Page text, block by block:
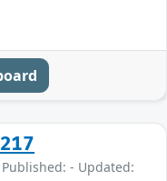
- Updated: